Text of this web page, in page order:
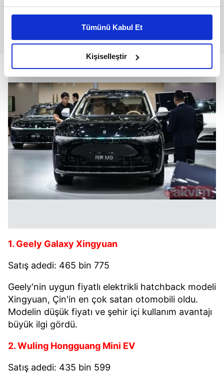
Bu çerezlere izin vermeniz halinde sizlere özel
daha iyi reklam deneyimi yaşatabiliriz. Bunu yaparken
amacımızın size daha iyi bir reklam deneyimi sunmak
olduğunu ve sizlere en iyi içerikleri sunabilmek adına
elimizden gelen çabayı gösterdiğimizi ve bu noktada,
reklamların maliyetlerimizi karşılamak noktasında tek gelir
kalemimiz olduğunu sizlere hatırlatmak isteriz.
Her halükârda, kullanıcılar, bu çerezlere izin vermedikleri
takdirde, kullanıcılara hedefli reklamlar
gösterilmeyecektir."
Sizlere daha iyi bir hizmet sunabilmek için İnternet
Sitemizde kendimize ve üçüncü kişilere ait çerezler
kullanılmaktadır. Bu çerezler vasıtasıyla çeşitli kişisel
verileriniz işlenmekte olup gerekli olan çerezler bilgi
reklam/pazarlama faaliyetlerinin yapılması, amaçlarıyla
Çerezlere ilişkin tercihlerinizi aşağıda yer alan panel
vasıtasıyla belirleyebilirsiniz. Çerezlere ilişkin detaylı bilgi
için Ayarlar butonuna tıklayabilir,Çerez Bilgilendirme
Metnimizi ziyaret edebilirsiniz.
6698 sayılı Kişisel Verilerin Korunması Kanunu uyarınca
ilgili mevzuata uygun olarak kullanılan çerezlerle ilgili bilgi
Tümünü Kabul Et
Kişiselleştir
1. Geely Galaxy Xingyuan
Satış adedi: 465 bin 775
Geely'nin uygun fiyatlı elektrikli hatchback modeli
Xingyuan, Çin'in en çok satan otomobili oldu.
Modelin düşük fiyatı ve şehir içi kullanım avantajı
büyük ilgi gördü.
2. Wuling Hongguang Mini EV
Satış adedi: 435 bin 599